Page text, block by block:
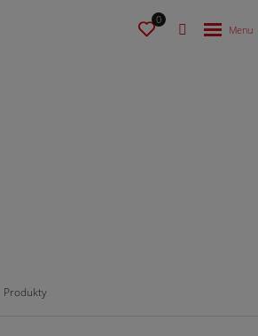
0
Produkty